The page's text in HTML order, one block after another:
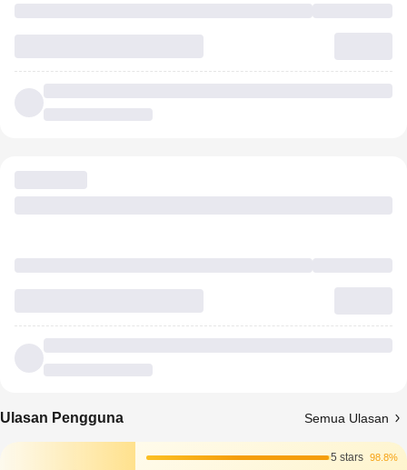
Ulasan Pengguna Semua Ulasan
5 stars 98.8%